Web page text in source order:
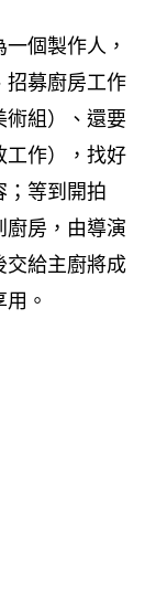
個製作人，
招募廚房工作
術組）、還要
工作），找好
；等到開拍
廚房，由導演
交給主廚將成
。